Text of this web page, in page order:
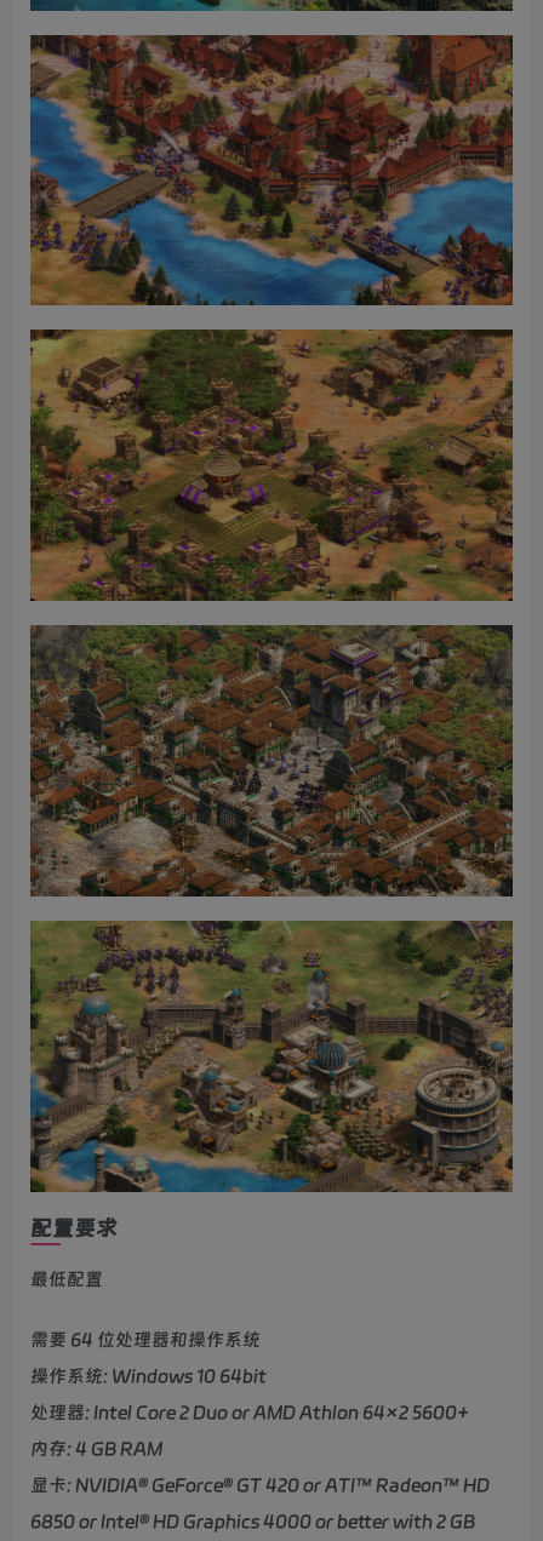
配置要求
最低配置
需要 64 位处理器和操作系统
操作系统: Windows 10 64bit
处理器: Intel Core 2 Duo or AMD Athlon 64×2 5600+
内存: 4 GB RAM
显卡: NVIDIA® GeForce® GT 420 or ATI™ Radeon™ HD
6850 or Intel® HD Graphics 4000 or better with 2 GB